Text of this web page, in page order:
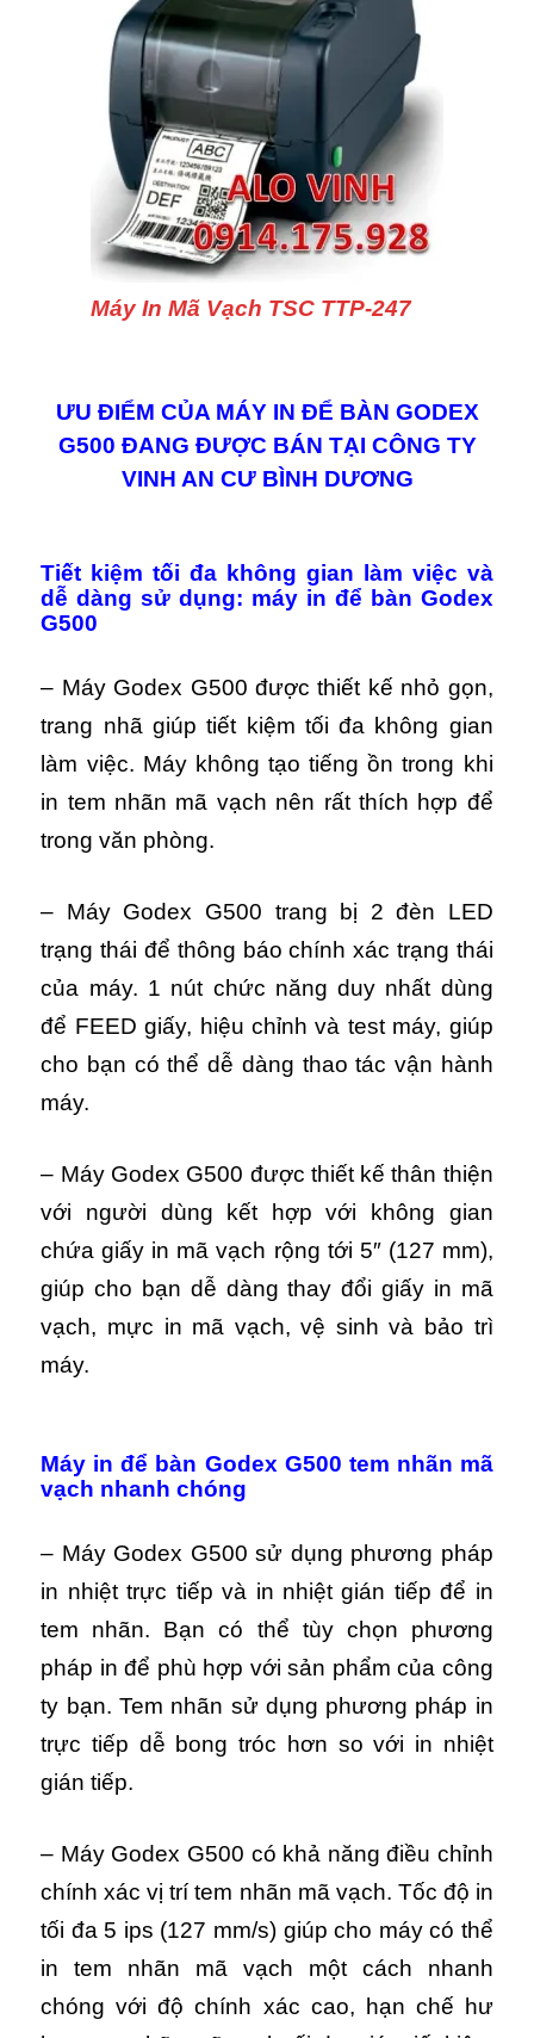
Máy In Mã Vạch TSC TTP-247
ƯU ĐIỂM CỦA MÁY IN ĐỂ BÀN GODEX
G500 ĐANG ĐƯỢC BÁN TẠI CÔNG TY
VINH AN CƯ BÌNH DƯƠNG
Tiết kiệm tối đa không gian làm việc và
dễ dàng sử dụng: máy in để bàn Godex
G500
– Máy Godex G500 được thiết kế nhỏ gọn,
trang nhã giúp tiết kiệm tối đa không gian
làm việc. Máykhông tạo tiếng ồn trong khi
in tem nhãn mã vạch nên rất thích hợp để
trong văn phòng.
– Máy Godex G500 trang bị 2 đèn LED
trạng thái để thông báo chính xác trạng thái
của máy. 1 nút chức năng duy nhất dùng
để FEED giấy, hiệu chỉnh và test máy, giúp
cho bạn có thể dễ dàng thao tác vận hành
máy.
– Máy Godex G500 được thiết kế thân thiện
với người dùng kết hợp với không gian
chứa giấy in mã vạch rộng tới 5″ (127 mm),
giúp cho bạn dễ dàng thay đổi giấy in mã
vạch, mực in mã vạch, vệ sinh và bảo trì
máy.
Máy in để bàn Godex G500 tem nhãn mã
vạch nhanh chóng
– Máy Godex G500 sử dụng phương pháp
in nhiệt trực tiếp và in nhiệt gián tiếp để in
tem nhãn. Bạn có thể tùy chọn phương
pháp in để phù hợp với sản phẩm của công
ty bạn. Tem nhãn sử dụng phương pháp in
trực tiếp dễ bong tróc hơn so với in nhiệt
gián tiếp.
– Máy Godex G500 có khả năng điều chỉnh
chính xác vị trí tem nhãn mã vạch. Tốc độ in
tối đa 5 ips (127 mm/s) giúp cho máy có thể
in tem nhãn mã vạch một cách nhanh
chóng với độ chính xác cao, hạn chế hư